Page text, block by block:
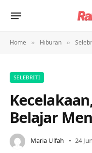
Home » Hiburan »
SELEBRITI
Belajar
Maria Ulfah 24